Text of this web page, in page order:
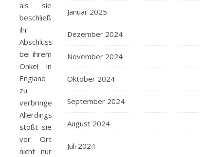
als sie
beschließt,
ihr
Abschlussjahr
bei ihrem
Onkel in
England
zu
verbringen.
Allerdings
stößt sie
vor Ort
nicht nur
Januar 2025
Dezember 2024
November 2024
Oktober 2024
September 2024
August 2024
Juli 2024